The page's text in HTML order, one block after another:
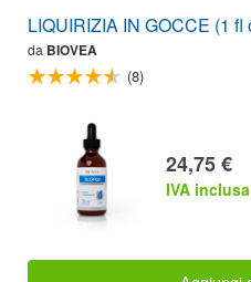
LIQUIRIZIA IN GOCCE (1 fl
da BIOVEA
(8)
24,75 €
IVA inclusa